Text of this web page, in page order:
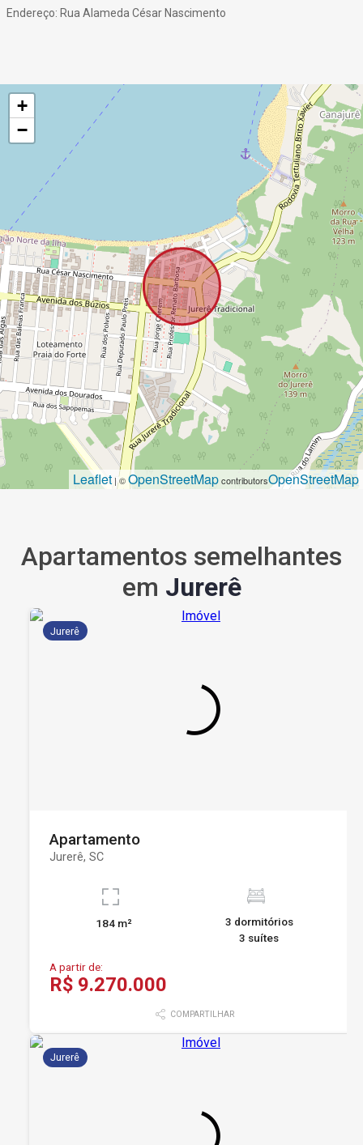
Endereço: Rua Alameda César Nascimento
+
−
Leaflet | ©OpenStreetMapcontributorsOpenStreetMap
Apartamentos semelhantes
em Jurerê
Jurerê
Apartamento
Jurerê, SC
184 m²
3 dormitórios
3 suítes
A partir de:
R$ 9.270.000
COMPARTILHAR
Jurerê